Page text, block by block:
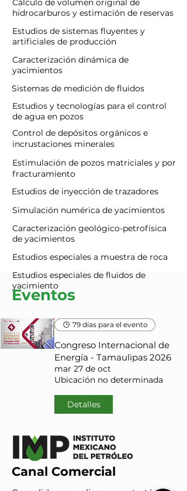
Cálculo de volumen original de
hidrocarburos y estimación de reservas
Estudios de sistemas fluyentes y
artificiales de producción
Caracterización dinámica de
yacimientos
Sistemas de medición de fluidos
Estudios y tecnologías para el control
de agua en pozos
Control de depósitos orgánicos e
incrustaciones minerales
Estimulación de pozos matriciales y por
fracturamiento
Estudios de inyección de trazadores
Simulación numérica de yacimientos
Caracterización geológico-petrofísica
de yacimientos
Estudios especiales a muestra de roca
Estudios especiales de fluidos de
yacimiento
Eventos
79 días para el evento
Congreso Internacional de
Energía - Tamaulipas 2026
mar 27 de oct
Ubicación no determinada
Detalles
Canal Comercial